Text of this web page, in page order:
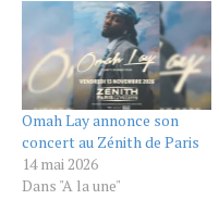
Omah Lay annonce son
concert au Zénith de Paris
14 mai 2026
Dans "A la une"